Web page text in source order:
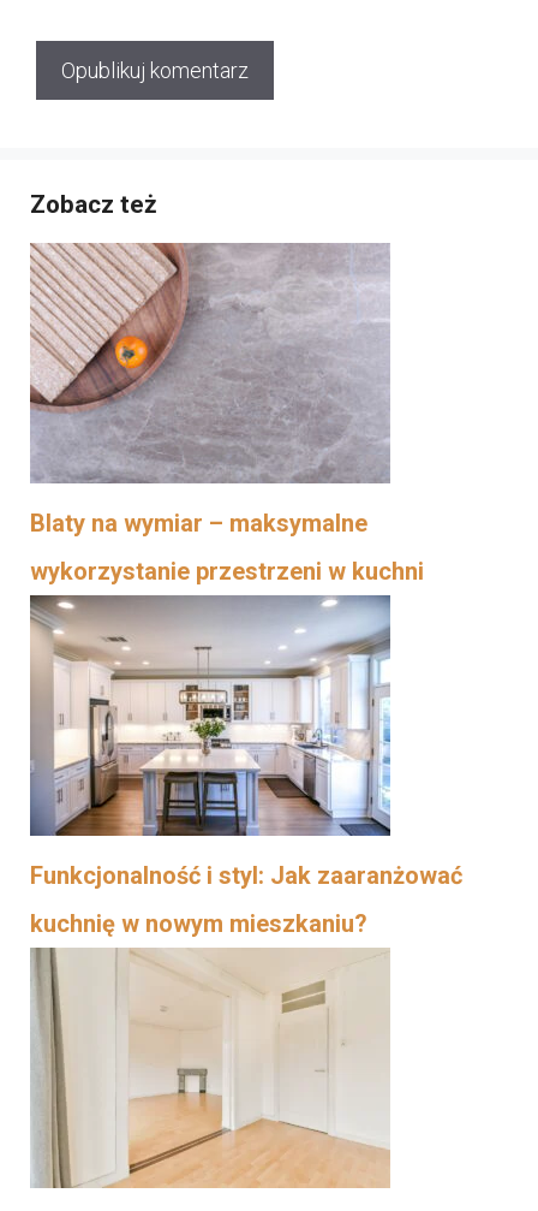
Zobacz też
Blaty na wymiar – maksymalne
wykorzystanie przestrzeni w kuchni
Funkcjonalność i styl: Jak zaaranżować
kuchnię w nowym mieszkaniu?